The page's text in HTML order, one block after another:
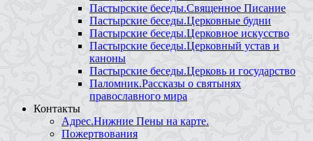
Пастырские беседы.Священное Писание
Пастырские беседы.Церковные будни
Пастырские беседы.Церковное искусство
Пастырские беседы.Церковный устав и
каноны
Пастырские беседы.Церковь и государство
Паломник.Рассказы о святынях
православного мира
Контакты
Адрес.Нижние Пены на карте.
Пожертвования